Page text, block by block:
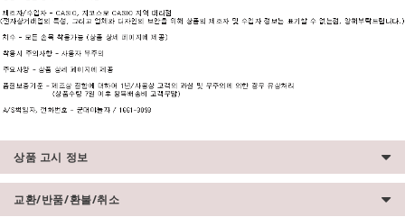
상품 고시 정보
교환/반품/환불/취소